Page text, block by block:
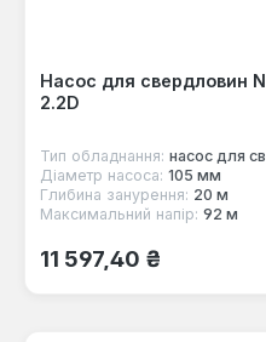
Насос для свердловин
2.2D
Тип обладнання: насос для
Діаметр насоса: 105 мм
Глибина занурення: 20 м
Максимальний напір: 92 м
Звичайна ціна:
11 597,40 ₴